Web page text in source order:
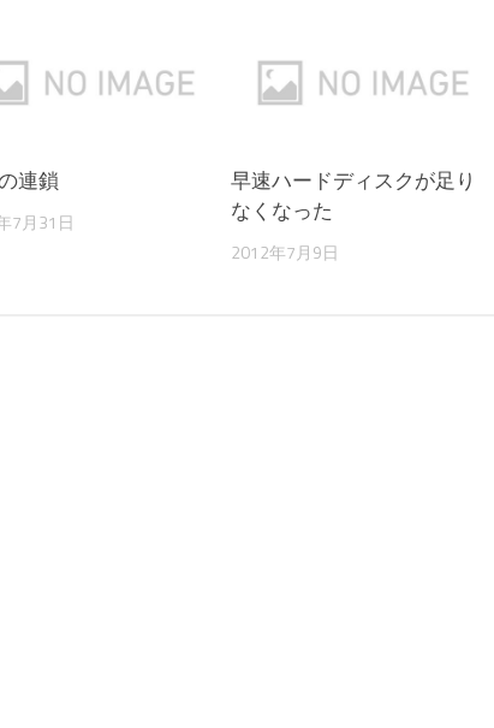
連鎖
7月31日
早速ハードディスクが足り
なくなった
2012年7月9日